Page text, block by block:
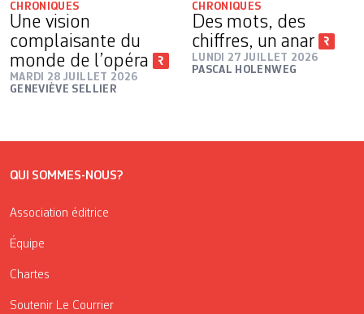
CHRONIQUES
Une vision
complaisante du
monde de l’opéra
MARDI 28 JUILLET 2026
GENEVIÈVE SELLIER
CHRONIQUES
Des mots, des
chiffres, un anar
LUNDI 27 JUILLET 2026
PASCAL HOLENWEG
QUI SOMMES-NOUS?
Association éditrice
Équipe
Chartes
Soutenir Le Courrier